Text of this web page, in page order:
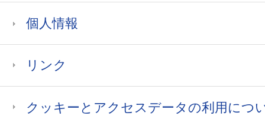
個人情報
リンク
クッキーとアクセスデータの利用につ